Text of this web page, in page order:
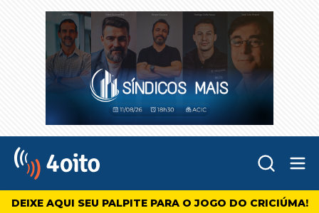
4oito
DEIXE AQUI SEU PALPITE PARA O JOGO DO CRICIÚMA!